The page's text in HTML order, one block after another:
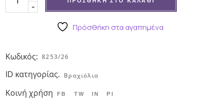
-
Πρόσθήκη στα αγαπημένα
Κωδικός: 8253/26
ID κατηγορίας. Βραχιόλια
Κοινή χρήση FB TW IN PI